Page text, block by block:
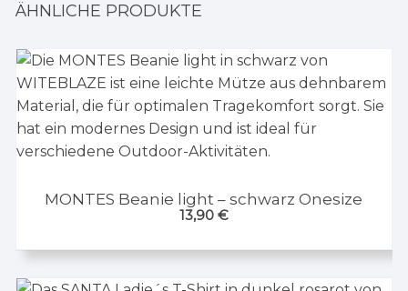
ÄHNLICHE PRODUKTE
MONTES Beanie light – schwarz Onesize
13,90 €